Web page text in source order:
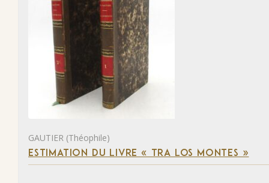
GAUTIER (Théophile)
ESTIMATION DU LIVRE « TRA LOS MONTES »